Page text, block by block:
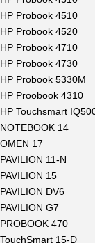
HP Probook 4510
HP Probook 4520
HP Probook 4710
HP Probook 4730
HP Probook 5330M
HP Proobook 4310
HP Touchsmart
NOTEBOOK 14
OMEN 17
PAVILION 11-N
PAVILION 15
PAVILION DV6
PAVILION G7
PROBOOK 470
TouchSmart 15-D